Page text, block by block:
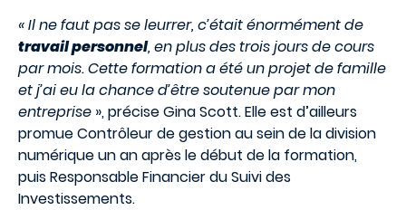
« Il ne faut pas se leurrer, c’était énormément de
travail personnel, en plus des trois jours de cours
par mois. Cette formation a été un projet de famille
et j’ai eu la chance d’être soutenue par mon
entreprise », précise Gina Scott. Elle est d’ailleurs
promue Contrôleur de gestion au sein de la division
numérique un an après le début de la formation,
puis Responsable Financier du Suivi des
Investissements.